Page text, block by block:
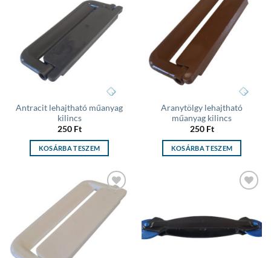
Add to
wishlist
Antracit lehajtható műanyag
kilincs
250 Ft
KOSÁRBA TESZEM
Add to
wishlist
Aranytölgy lehajtható
műanyag kilincs
250 Ft
KOSÁRBA TESZEM
Add to
wishlist